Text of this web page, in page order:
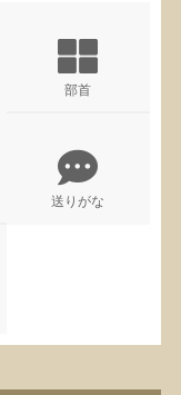
部首
送りがな